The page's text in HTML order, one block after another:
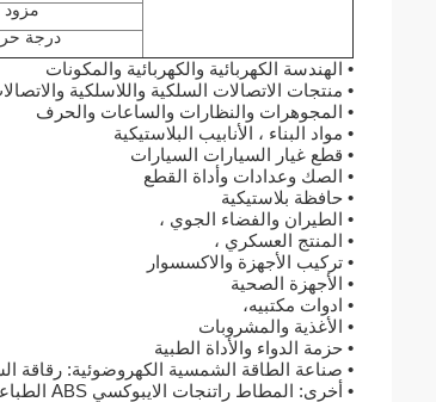
مزود
درجة
• الهندسة الكهربائية والكهربائية والمكونات
• منتجات الاتصالات السلكية واللاسلكية
• المجوهرات والنظارات والساعات والحرف
• مواد البناء ، الأنابيب البلاستيكية
• قطع غيار السيارات السيارات
• الصك وعدادات وأداة القطع
• حافظة بلاستيكية
• الطيران والفضاء الجوي ،
• المنتج العسكري ،
• تركيب الأجهزة والاكسسوار
• الأجهزة الصحية
• ادوات مكتبيه،
• الأغذية والمشروبات
• حزمة الدواء والأداة الطبية
• صناعة الطاقة الشمسية الكهروضوئية: رقاقة
• أخرى: المطاط راتنجات الايبوكسي ABS الطباعة حبر طلاء الفيلم